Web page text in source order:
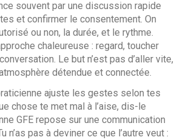
souvent par une discussion rapide
et confirmer le consentement. On
ou non, la durée, et le rythme.
chaleureuse : regard, toucher
Le but n’est pas d’aller vite,
détendue et connectée.
ajuste les gestes selon tes
chose te met mal à l’aise, dis-le
GFE repose sur une communication
n’as pas à deviner ce que l’autre veut :